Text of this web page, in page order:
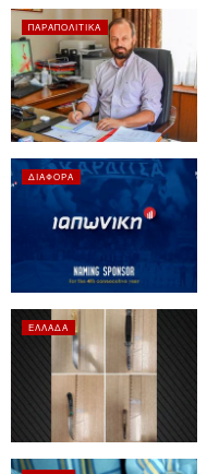
ΠΑΡΑΠΟΛΙΤΙΚΆ
ΔΙΆΦΟΡΑ
ΕΛΛΆΔΑ